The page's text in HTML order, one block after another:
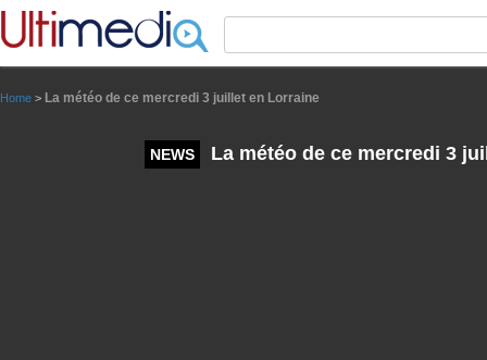
Home > La météo de ce mercredi 3 juillet en Lorraine
NEWS La météo de ce mercredi 3
Panneau de gestion des cookies